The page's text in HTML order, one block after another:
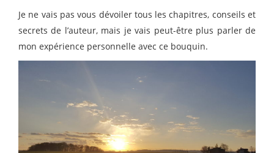
Je ne vais pas vous dévoiler tous les chapitres, conseils et
secrets de l’auteur, mais je vais peut-être plus parler de
mon expérience personnelle avec ce bouquin.